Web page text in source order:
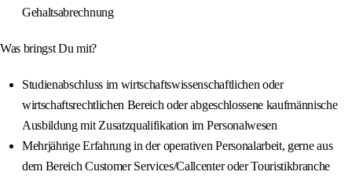
Gehaltsabrechnung
Was bringst Du mit?
Studienabschluss im wirtschaftswissenschaftlichen oder
wirtschaftsrechtlichen Bereich oder abgeschlossene kaufmännische
Ausbildung mit Zusatzqualifikation im Personalwesen
Mehrjährige Erfahrung in der operativen Personalarbeit, gerne aus
dem Bereich Customer Services/Callcenter oder Touristikbranche